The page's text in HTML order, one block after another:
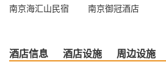
南京海汇山民宿 南京御冠酒店
酒店信息 酒店设施 周边设施